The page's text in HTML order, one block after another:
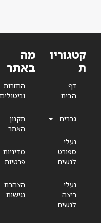
קטגוריו
ת
דף
הבית
גברים
נעלי
ספורט
לנשים
נעלי
ריצה
לנשים
מה
באתר
החזרות
וביטולים
תקנון
האתר
מדיניות
פרטיות
הצהרת
נגישות